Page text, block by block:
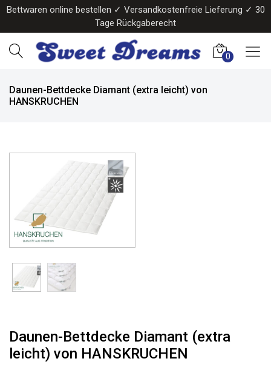
Bettwaren online bestellen ✓ Versandkostenfreie Lieferung ✓ 30
Tage Rückgaberecht
0
Daunen-Bettdecke Diamant (extra leicht) von
HANSKRUCHEN
Daunen-Bettdecke Diamant (extra
leicht) von HANSKRUCHEN